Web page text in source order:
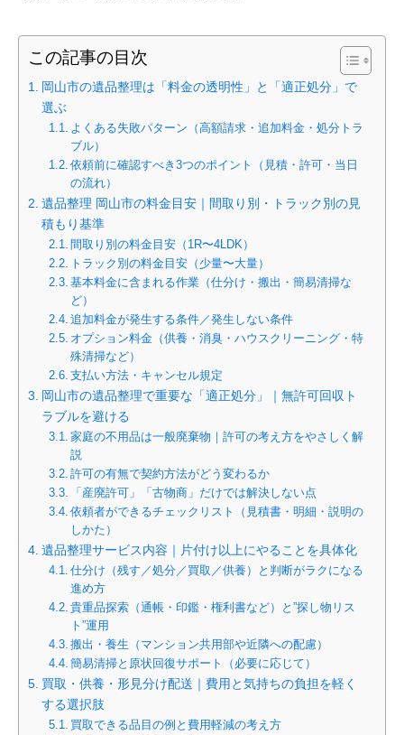
この記事の目次
岡山市の遺品整理は「料金の透明性」と「適正処分」で
選ぶ
よくある失敗パターン（高額請求・追加料金・処分トラ
ブル）
依頼前に確認すべき3つのポイント（見積・許可・当日
の流れ）
遺品整理 岡山市の料金目安｜間取り別・トラック別の見
積もり基準
間取り別の料金目安（1R〜4LDK）
トラック別の料金目安（少量〜大量）
基本料金に含まれる作業（仕分け・搬出・簡易清掃な
ど）
追加料金が発生する条件／発生しない条件
オプション料金（供養・消臭・ハウスクリーニング・特
殊清掃など）
支払い方法・キャンセル規定
岡山市の遺品整理で重要な「適正処分」｜無許可回収ト
ラブルを避ける
家庭の不用品は一般廃棄物｜許可の考え方をやさしく解
説
許可の有無で契約方法がどう変わるか
「産廃許可」「古物商」だけでは解決しない点
依頼者ができるチェックリスト（見積書・明細・説明の
しかた）
遺品整理サービス内容｜片付け以上にやることを具体化
仕分け（残す／処分／買取／供養）と判断がラクになる
進め方
貴重品探索（通帳・印鑑・権利書など）と”探し物リス
ト”運用
搬出・養生（マンション共用部や近隣への配慮）
簡易清掃と原状回復サポート（必要に応じて）
買取・供養・形見分け配送｜費用と気持ちの負担を軽く
する選択肢
買取できる品目の例と費用軽減の考え方